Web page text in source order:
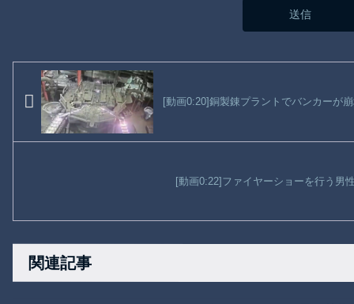
[動画0:20]銅製錬プラントでバンカーが
[動画0:22]ファイヤーショーを行う男
関連記事